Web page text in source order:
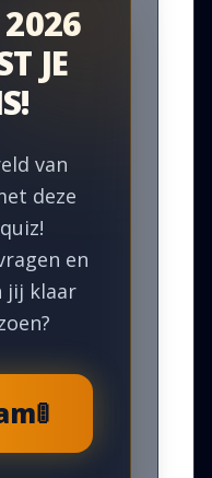
JE
van
deze
en
jij klaar
🚦